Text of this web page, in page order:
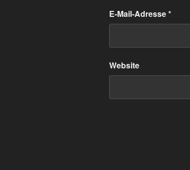
E-Mail-Adresse*
Website